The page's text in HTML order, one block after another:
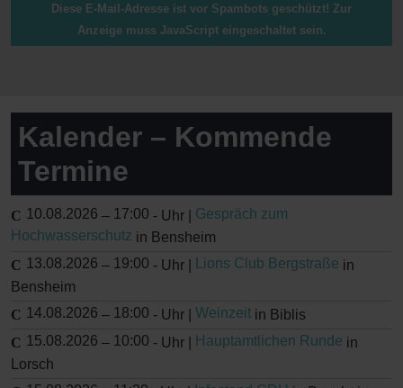
Diese E-Mail-Adresse ist vor Spambots geschützt! Zur
Anzeige muss JavaScript eingeschaltet sein.
Kalender – Kommende
Termine
10.08.2026 – 17:00 - Uhr | Gespräch zum
Hochwasserschutz in Bensheim
13.08.2026 – 19:00 - Uhr | Lions Club Bergstraße in
Bensheim
14.08.2026 – 18:00 - Uhr | Weinzeit in Biblis
15.08.2026 – 10:00 - Uhr | Hauptamtlichen Runde in
Lorsch